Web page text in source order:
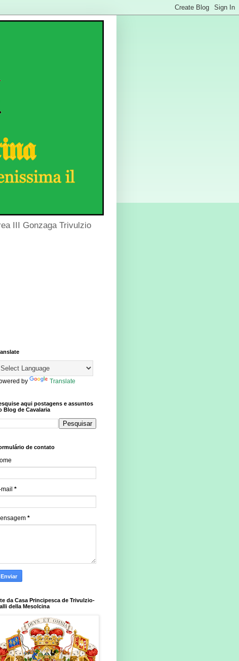
III Gonzaga Trivulzio
by Translate
aqui postagens e assuntos
Blog de Cavalaria
de contato
mail *
*
da Casa Principesca de Trivulzio-
della Mesolcina